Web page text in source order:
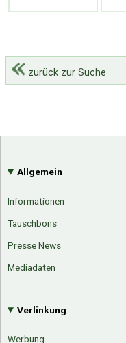
zurück zur Suche
Allgemein
Informationen
Tauschbons
Presse News
Mediadaten
Verlinkung
Werbung